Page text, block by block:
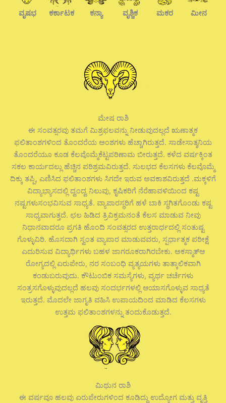
ವೃಷಭ ಕರ್ಕಾಟಕ ಕನ್ಯಾ ವೃಶ್ಚಿಕ ಮಕರ ಮೀನ
ಮೇಷ ರಾಶಿ
ಈ ಸಂವತ್ಸರವು ತಮಗೆ ಮಿಶ್ರಫಲವನ್ನು ನೀಡುವುದಲ್ಲದೆ ಋಣಾತ್ಮಕ
ಫಲಿತಾಂಶಗಳಿಂದ ತೊಂದರೆಯ ಅಂಶಗಳು ಹೆಚ್ಚಾಗಿರುತ್ತದೆ. ಸಾಡೇಸಾತ್ಶನಿಯ
ತೊಂದರೆಯೂ ಕೂಡ ಕೆಲವೊಮ್ಮೆಕೆಟ್ಟಪರಿಣಾಮ ಬೀರುತ್ತದೆ. ಕಳೆದ ವರ್ಷಕ್ಕಿಂತ
ಸಕಲ ಕಾರ್ಯದಲ್ಲು ಹೆಚ್ಚಿನ ಪರಿಶ್ರಮವಿರುತ್ತದೆ. ಸುಲಭದ ಕೆಲಸಗಳು ಕೆಲವೊಮ್ಮೆ
ದಿಕ್ಕು ತಪ್ಪಿ, ಎಣಿಸಿದ ಫಲಿತಾಂಶಗಳು ಸಿಗದೇ ಇರುವ ಅವಕಾಶವಿರುತ್ತದೆ .ಮಕ್ಕಳಿಗೆ
ವಿದ್ಯಾಭ್ಯಾಸದಲ್ಲಿ ದ್ವಂದ್ವ ನಿಲುವು, ಕೃಷಿಕರಿಗೆ ನೆರೆಹಾವಳಿಯಿಂದ ಕಷ್ಟ
ನಷ್ಟಗಳುಸಂಭವಿಸುವ ಸಾಧ್ಯತೆ. ವ್ಯಾಪಾರಸ್ಥರಿಗೆ ಹಳೆ ಬಾಕಿ ಸ್ಥಗಿತಗೊಂಡು ಕಷ್ಟ
ಸಾಧ್ಯವಾಗುತ್ತದೆ. ಛಲ ಹಿಡಿದ ತ್ರಿವಿಕ್ರಮನಂತೆ ಕೆಲಸ ಮಾಡುವ ನೀವು
ನಿಧಾನವಾದರೂ ಪ್ರಗತಿ ಹೊಂದಿ ಸಂವತ್ಸರದ ಉತ್ತರಾರ್ಧದಲ್ಲಿ ಸಂತುಷ್ಟ
ಗೊಳ್ಳುವಿರಿ. ಹೊಸದಾಗಿ ಸ್ವಂತ ವ್ಯಾಪಾರ ಮಾಡುವವರು, ಸ್ಪರ್ಧಾತ್ಮಕ ಪರೀಕ್ಷೆ
ಎದುರಿಸುವ ವಿದ್ಯಾರ್ಥಿಗಳು ಬಹಳ ಜಾಗರೂಕರಾಗಿರಬೇಕು. ಅಕಸ್ಮಾತ್ಆ
ರೋಗ್ಯದಲ್ಲಿ ಏರುಪೇರು, ನರ ಸಂಬಂಧಿ ವ್ಯತ್ಯಯಗಳು ತಾತ್ಕಾಲಿಕವಾಗಿ
ಕಂಡುಬರುವುದು. ಕೌಟುಂಬಿಕ ಸಮಸ್ಯೆಗಳು, ವ್ಯರ್ಥ ಚರ್ಚೆಗಳು
ಸಂತ್ರಸಗೊಳ್ಳುವುದಲ್ಲದೆ ಹಲವು ಸಂದರ್ಭಗಳಲ್ಲಿ ಆಯಾಸಗೊಳ್ಳುವ ಸಾಧ್ಯತೆ
ಇರುತ್ತದೆ. ಮೊದಲೇ ಜಾಗೃತಿ ವಹಿಸಿ ಉಪಾಯದಿಂದ ಮಾಡಿದ ಕೆಲಸಗಳು
ಉತ್ತಮ ಫಲಿತಾಂಶಗಳನ್ನು ತಂದುಕೊಡುತ್ತದೆ.
ಮಿಥುನ ರಾಶಿ
ಈ ವರ್ಷವೂ ಹಲವು ಏರುಪೇರುಗಳಿಂದ ಕೂಡಿದ್ದು ಉದ್ಯೋಗ ಮತ್ತು ವೃತ್ತಿ